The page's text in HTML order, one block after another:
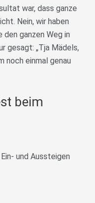
war, dass ganze
Nein, wir haben
den ganzen Weg in
gesagt: „Tja Mädels,
noch einmal genau
beim
und Aussteigen